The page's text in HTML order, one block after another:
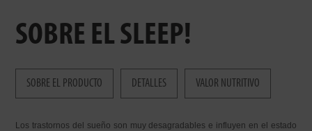
SOBRE EL SLEEP!
SOBRE EL PRODUCTO DETALLES VALOR NUTRITIVO
Los trastornos del sueño son muy desagradables e influyen en el estado